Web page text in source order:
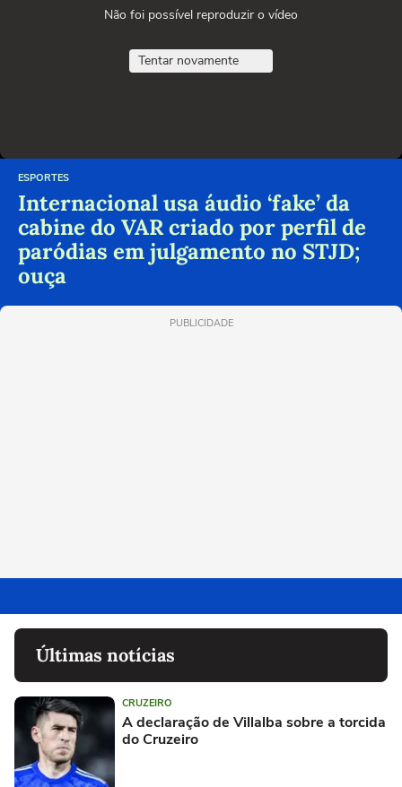
Não foi possível reproduzir o vídeo
Tentar novamente
ESPORTES
Internacional usa áudio ‘fake’ da
cabine do VAR criado por perfil de
paródias em julgamento no STJD;
ouça
PUBLICIDADE
Últimas notícias
CRUZEIRO
A declaração de Villalba sobre a torcida
do Cruzeiro